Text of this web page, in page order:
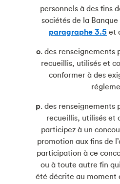
personnels à des fins
sociétés de la
paragraphe 3.5 et
o. des renseignements
recueillis, utilisés et
conformer à des
p. des renseignements
recueillis, utilisés et
participez à un
promotion aux fins de
participation à ce
ou à toute autre fin
été décrite au moment